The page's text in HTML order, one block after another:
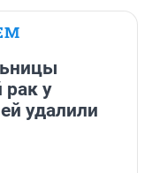
рак у
удалили